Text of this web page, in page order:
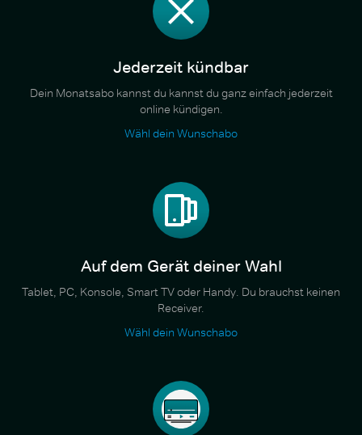
Jederzeit kündbar
Dein Monatsabo kannst du kannst du ganz einfach jederzeit
online kündigen.
Wähl dein Wunschabo
Auf dem Gerät deiner Wahl
Tablet, PC, Konsole, Smart TV oder Handy. Du brauchst keinen
Receiver.
Wähl dein Wunschabo